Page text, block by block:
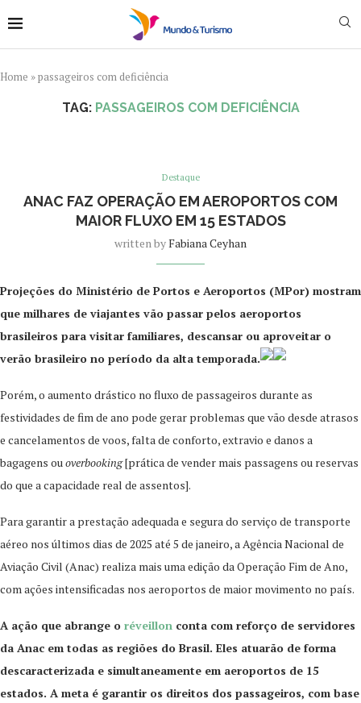
Home »passageiros com deficiência
TAG: PASSAGEIROS COM DEFICIÊNCIA
Destaque
ANAC FAZ OPERAÇÃO EM AEROPORTOS COM
MAIOR FLUXO EM 15 ESTADOS
written byFabiana Ceyhan
Projeções do Ministério de Portos e Aeroportos (MPor) mostram
que milhares de viajantes vão passar pelos aeroportos
brasileiros para visitar familiares, descansar ou aproveitar o
verão brasileiro no período da alta temporada.
Porém, o aumento drástico no fluxo de passageiros durante as
festividades de fim de ano pode gerar problemas que vão desde atrasos
e cancelamentos de voos, falta de conforto, extravio e danos a
bagagens ouoverbooking[prática de vender mais passagens ou reservas
do que a capacidade real de assentos].
Para garantir a prestação adequada e segura do serviço de transporte
aéreo nos últimos dias de 2025 até 5 de janeiro, a Agência Nacional de
Aviação Civil (Anac) realiza mais uma edição da Operação Fim de Ano,
com ações intensificadas nos aeroportos de maior movimento no país.
A ação que abrange o réveillon conta com reforço de servidores
da Anac em todas as regiões do Brasil. Eles atuarão de forma
descaracterizada e simultaneamente em aeroportos de 15
estados. A meta é garantir os direitos dos passageiros, com base